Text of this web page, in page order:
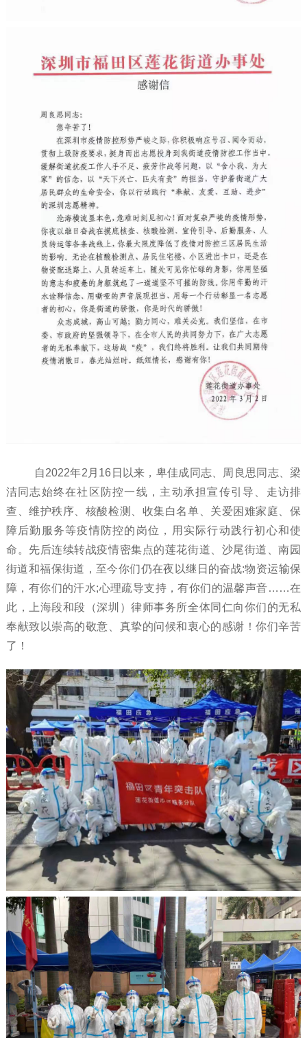
自2022年2月16日以来，卑佳成同志、周良思同志、梁
洁同志始终在社区防控一线，主动承担宣传引导、走访排
查、维护秩序、核酸检测、收集白名单、关爱困难家庭、保
障后勤服务等疫情防控的岗位，用实际行动践行初心和使
命。先后连续转战疫情密集点的莲花街道、沙尾街道、南园
街道和福保街道，至今你们仍在夜以继日的奋战:物资运输保
障，有你们的汗水;心理疏导支持，有你们的温馨声音……在
此，上海段和段（深圳）律师事务所全体同仁向你们的无私
奉献致以崇高的敬意、真挚的问候和衷心的感谢！你们辛苦
了！